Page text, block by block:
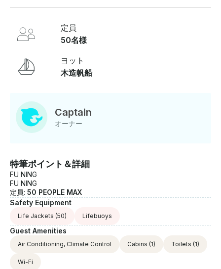
アーに参加して 、古代中国の造船、船乗りの革新、大胆
な発見の精神の素晴らしさに触れましょう。それが世界
の貿易と探検を形作りました。かつて探検家たちが広大
な海を渡り歩いた道具、スキル、芸術性に驚かされま
す。これらの物語は、何世代にもわたってインスピレー
ションを与え続けています 。あらゆる機会に使える忘れ
プライベートダイニング体験でも、穏やかなティーセレ
モニーでも、彼女は他に類を見ないエレガントな背景を
用意しています。海風の香りと波に反射する提灯の柔ら
のような光景です。 ザ・ストレイツ・タイムズで取り上
げられたように、その文化的意義と建築の素晴らしさで
知られる彼女は 、伝統と現代のお祝いを兼ね備えた水上
サンクチュアリであり、企業の行事や節目のお祝いに最
適です。 また、 限定プライベートイベントも。限定チ
ャーター体験セーリング以外のチャーター (最大 4 時間)
能) 祝日および祝日の前日 :+20% サーチャージ 限定チ
ャーターに含まれるもの • イベントでのプライベートか
定員
50名様
ヨット
木造帆船
Captain
オーナー
特筆ポイント＆詳細
FU NING
FU NING
定員: 50 PEOPLE MAX
Safety Equipment
Life Jackets (50) Lifebuoys
Guest Amenities
Air Conditioning, Climate Control Cabins (1) Toilets (1)
Wi-Fi